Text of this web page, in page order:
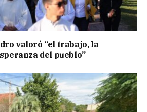
valoró “el trabajo, la
del pueblo”